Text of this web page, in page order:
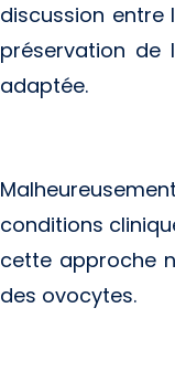
discussion
préservation de
adaptée.
conditions
cette approche
des ovocytes.